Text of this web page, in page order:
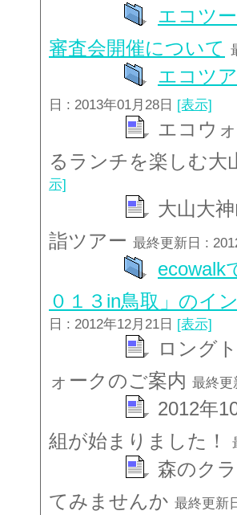
エコツ
審査会開催について
エコツ
日 : 2013年01月28日 [表示]
エコウ
るランチを楽しむ
示]
大山大
詣ツアー 最終更新日 :
ecowalk
０１３in鳥取」のイ
日 : 2012年12月21日 [表示]
ロング
ォークのご案内 最終更
2012年
組が始まりました！
森のク
てみませんか 最終更新